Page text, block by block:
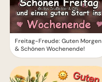
Freitag-Freude: Guten Morgen
& Schönen Wochenende!